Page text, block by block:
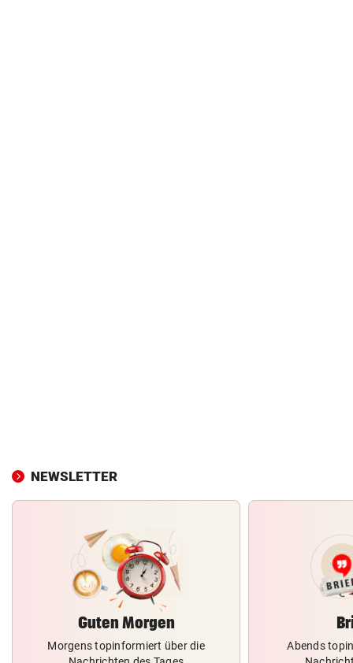
NEWSLETTER
Guten Morgen
Morgens topinformiert über die
Abends